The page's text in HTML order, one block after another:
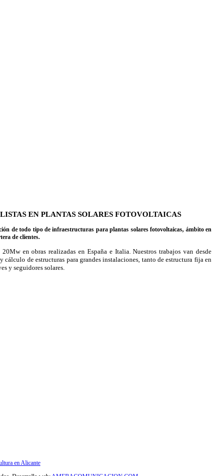
EN PLANTAS SOLARES FOTOVOLTAICAS
de todo tipo de infraestructuras para plantas solares fotovoltaicas, ámbito en
de clientes.
en obras realizadas en España e Italia. Nuestros trabajos van desde
cálculo de estructuras para grandes instalaciones, tanto de estructura fija en
y seguidores solares.
en Alicante